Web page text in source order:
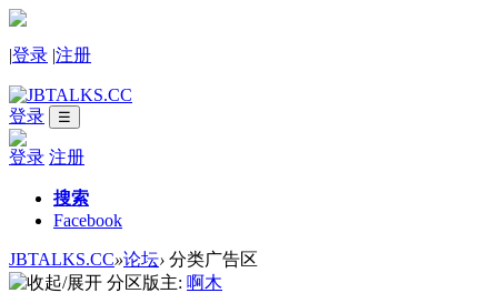
|登录 |注册
登录 ☰
登录 注册
搜索
Facebook
JBTALKS.CC»论坛› 分类广告区
分区版主: 啊木